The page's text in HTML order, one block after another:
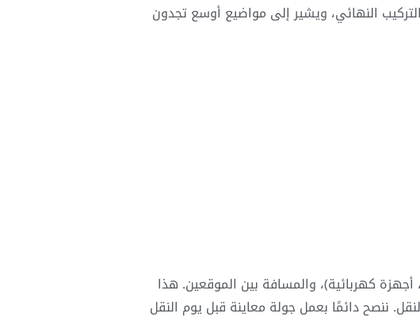
النهائي، ويشير إلى مواضيع أوسع تجدون
كهربائية)، والمسافة بين الموقعين. هذا
ننصح دائمًا بعمل جولة معاينة قبل يوم النقل